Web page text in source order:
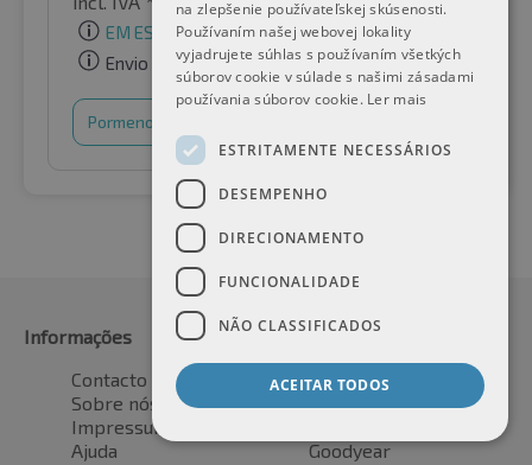
EM ESTOQUE
Envio gratuito
Pormenores
Informações
Contacto
Sobre nós
Impressum
Ajuda
Fabricante
Bridgestone
Continental
Goodyear
na zlepšenie používateľskej skúsenosti.
Používaním našej webovej lokality
vyjadrujete súhlas s používaním všetkých
súborov cookie v súlade s našimi zásadami
používania súborov cookie. Ler mais
ESTRITAMENTE NECESSÁRIOS
DESEMPENHO
DIRECIONAMENTO
FUNCIONALIDADE
NÃO CLASSIFICADOS
ACEITAR TODOS